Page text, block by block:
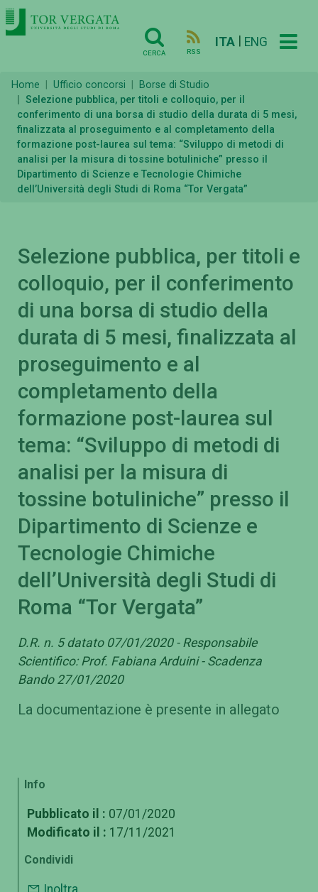
CERCA RSS
ITA ENG
Home Ufficio concorsi
Borse di Studio
Selezione pubblica, per titoli e colloquio, per il
conferimento di una borsa di studio della durata di 5 mesi,
finalizzata al proseguimento e al completamento della
formazione post-laurea sul tema: “Sviluppo di metodi di
analisi per la misura di tossine botuliniche” presso il
Dipartimento di Scienze e Tecnologie Chimiche
dell’Università degli Studi di Roma “Tor Vergata”
Selezione pubblica, per titoli e
colloquio, per il conferimento
di una borsa di studio della
durata di 5 mesi, finalizzata al
proseguimento e al
completamento della
formazione post-laurea sul
tema: “Sviluppo di metodi di
analisi per la misura di
tossine botuliniche” presso il
Dipartimento di Scienze e
Tecnologie Chimiche
dell’Università degli Studi di
Roma “Tor Vergata”
D.R. n. 5 datato 07/01/2020 - Responsabile
Scientifico: Prof. Fabiana Arduini - Scadenza
Bando 27/01/2020
La documentazione è presente in allegato
Info
Pubblicato il : 07/01/2020
Modificato il : 17/11/2021
Condividi
Inoltra